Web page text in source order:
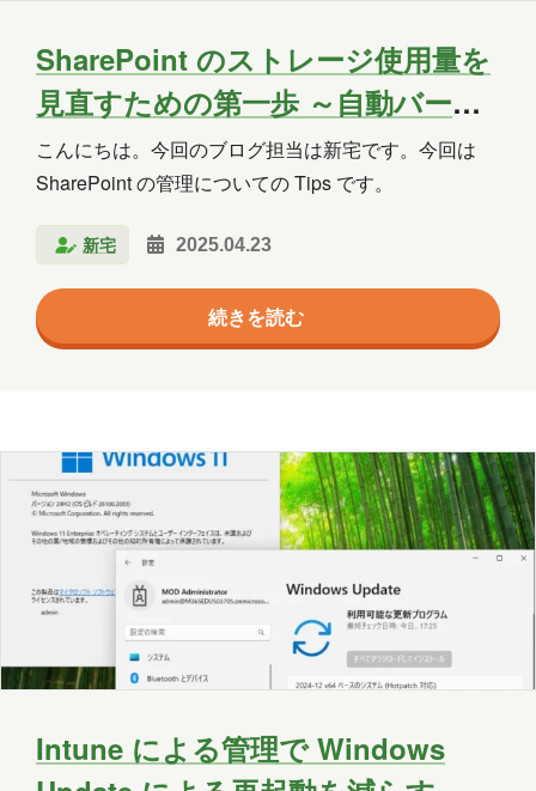
Visual Studio
VR
Windows
Windows 10
Windows 11
エージェント
クラウド
コミュニケーション
サポート
北海道
医療 名古屋
大阪
学習
宮城 導入支援
山口
広島
思い出 愛媛
愛知
旅行 暮らし
書道
猫
社会 福井 福島 秋田
SharePoint のストレージ使用量を
見直すための第一歩 ～自動バージ
ョン管理～
こんにちは。今回のブログ担当は新宅です。今回は
SharePoint の管理についての Tips です。
新宅 2025.04.23
続きを読む
Intune による管理で Windows